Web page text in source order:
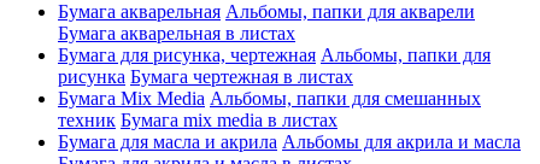
Бумага акварельная Альбомы, папки для акварели
Бумага акварельная в листах
Бумага для рисунка, чертежная Альбомы, папки для
рисунка Бумага чертежная в листах
Бумага Mix Media Альбомы, папки для смешанных
техник Бумага mix media в листах
Бумага для масла и акрила Альбомы для акрила и масла